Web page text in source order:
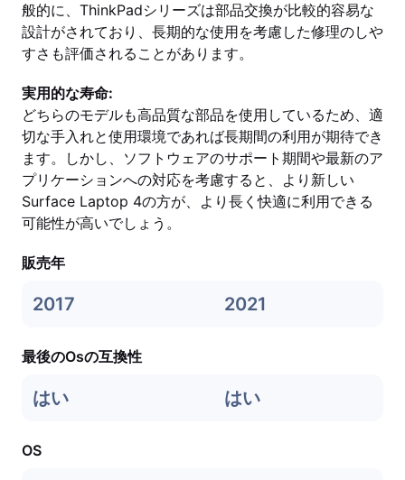
般的に、ThinkPadシリーズは部品交換が比較的容易な
設計がされており、長期的な使用を考慮した修理のしや
すさも評価されることがあります。
実用的な寿命:
どちらのモデルも高品質な部品を使用しているため、適
切な手入れと使用環境であれば長期間の利用が期待でき
ます。しかし、ソフトウェアのサポート期間や最新のア
プリケーションへの対応を考慮すると、より新しい
Surface Laptop 4の方が、より長く快適に利用できる
可能性が高いでしょう。
販売年
2017 2021
最後のOsの互換性
はい はい
OS